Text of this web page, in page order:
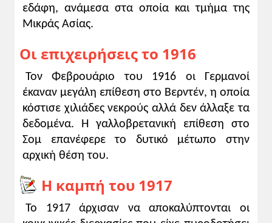
εδάφη, ανάμεσα στα οποία και τμήμα της
Μικράς Ασίας.
Οι επιχειρήσεις το 1916
Τον Φεβρουάριο του 1916 οι Γερμανοί
έκαναν μεγάλη επίθεση στο Βερντέν, η οποία
κόστισε χιλιάδες νεκρούς αλλά δεν άλλαξε τα
δεδομένα. Η γαλλοβρετανική επίθεση στο
Σομ επανέφερε το δυτικό μέτωπο στην
αρχική θέση του.
Η καμπή του 1917
Το 1917 άρχισαν να αποκαλύπτονται οι